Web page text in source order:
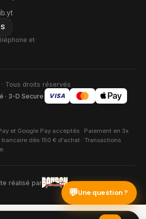
et
Tous droits réservés
· 3-D Secure
VISA
et Google Pay acceptés · Paiement en 3x
dès 150 € d'achat · Transactions
réalisé par
💬Une question ?